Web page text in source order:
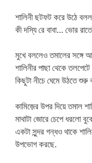
শালিনী ছটফট করে উঠে
কী দস্যি রে বাবা… ভোর
মুখে বললেও তমালের সঙ্গে
শালিনীর পাছা থেকে
কিছুটা নীচে ঘেমে উঠতে শুরু
কামিজ়ের উপর দিয়ে তমাল
মাথাটা জোরে চেপে ধরলো
একটা সুন্দর গন্ধও থাকে
উপভোগ করছে.